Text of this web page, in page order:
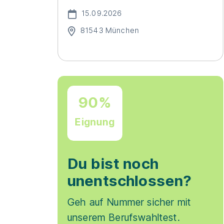
15.09.2026
81543 München
90%
Eignung
Du bist noch
unentschlossen?
Geh auf Nummer sicher mit
unserem Berufswahltest.